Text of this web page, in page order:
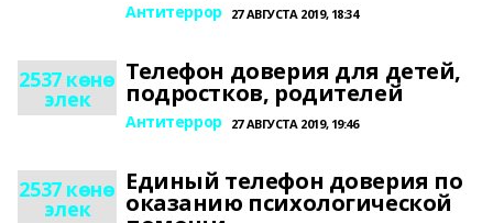
Антитеррор 27 АВГУСТА 2019, 18:34
2537 көнө
элек
Телефон доверия для детей,
подростков, родителей
Антитеррор 27 АВГУСТА 2019, 19:46
2537 көнө
элек
Единый телефон доверия по
оказанию психологической